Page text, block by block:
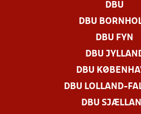
DBU
DBU
DBU FYN
DBU
DBU
DBU LOLLAND-
DBU